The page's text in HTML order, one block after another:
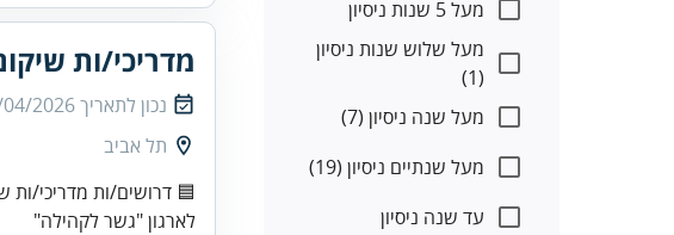
מעל 5 שנות ניסיון
מעל שלוש שנות ניסיון
(1)
מעל שנה ניסיון (7)
מעל שנתיים ניסיון (19)
עד שנה ניסיון
מדריכי/ות
נכון לתאריך2026
תל אביב